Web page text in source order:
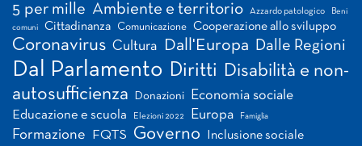
5 per mille Ambiente e territorio Azzardo patologico Beni
comuni Cittadinanza Comunicazione Cooperazione allo sviluppo
Coronavirus Cultura Dall'Europa Dalle Regioni
Dal Parlamento Diritti
Disabilità e non-
autosufficienza
Donazioni Economia sociale
Educazione e scuola Elezioni 2022 Europa Famiglia
Formazione FQTS Governo Inclusione sociale